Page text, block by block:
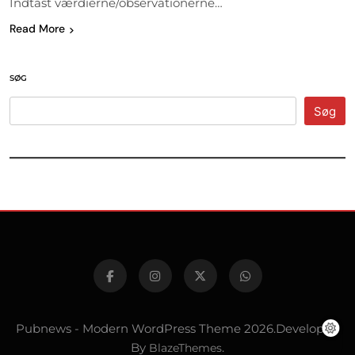
Indtast værdierne/observationerne…
Read More
SØG
Søg
Pubnews - Modern WordPress Theme 2026.Developed
By BlazeThemes.